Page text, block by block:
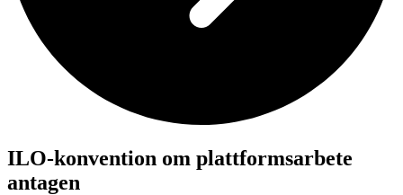
ILO-konvention om plattformsarbete
antagen